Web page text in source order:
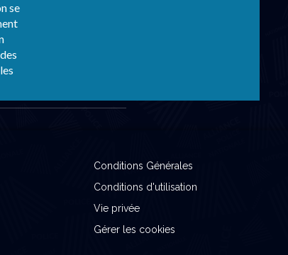
se
Conditions Générales
Conditions d'utilisation
Vie privée
Gérer les cookies